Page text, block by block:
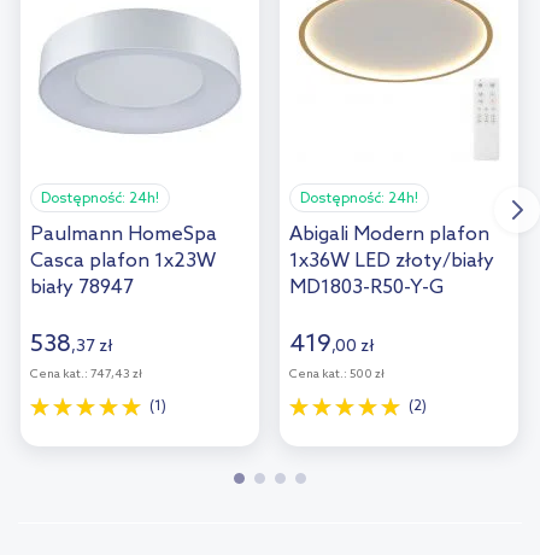
Dostępność: 24h!
Paulmann HomeSpa
Casca plafon 1x23W
biały 78947
538,37 zł
Cena kat.: 747,43 zł
(1)
Dostępność: 24h!
Abigali Modern plafon
1x36W LED złoty/biały
MD1803-R50-Y-G
419,00 zł
Cena kat.: 500 zł
(2)